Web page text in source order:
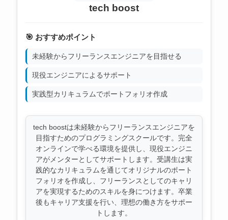
tech boost
🎯 おすすめポイント
未経験からフリーランスエンジニアを目指せる
現役エンジニアによるサポート
実践型カリキュラムでポートフォリオ作成
tech boostは未経験からフリーランスエンジニアを
目指すためのプログラミングスクールです。完全
オンラインで学べる環境を提供し、現役エンジニ
アがメンターとしてサポートします。受講生は実
践的なカリキュラムを通じてオリジナルのポート
フォリオを作成し、フリーランスとしてのキャリ
アを実現するためのスキルを身につけます。卒業
後もキャリア支援を行い、理想の働き方をサポー
トします。